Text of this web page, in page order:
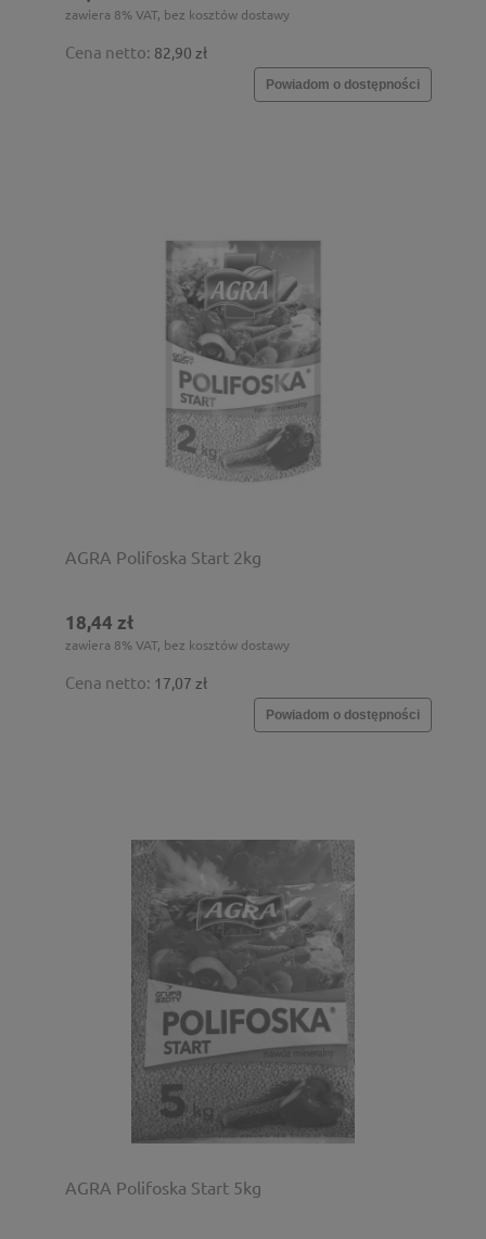
zawiera 8% VAT, bez kosztów dostawy
Cena netto: 82,90 zł
Powiadom o dostępności
AGRA Polifoska Start 2kg
18,44 zł
zawiera 8% VAT, bez kosztów dostawy
Cena netto: 17,07 zł
Powiadom o dostępności
AGRA Polifoska Start 5kg